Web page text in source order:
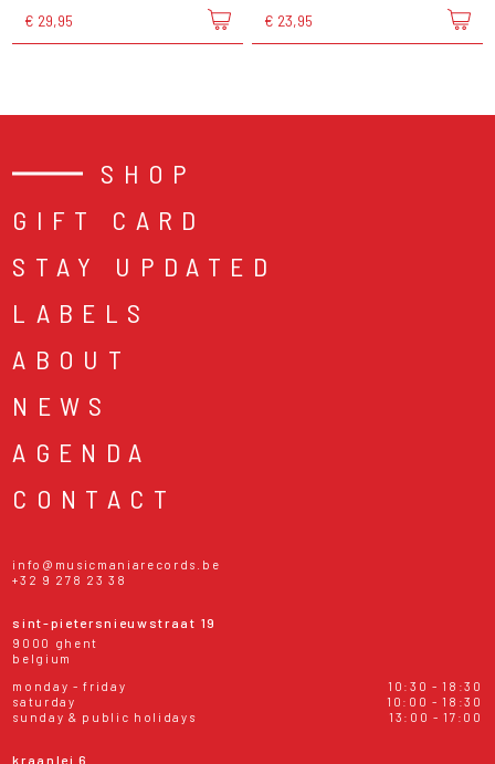
€ 29,95 € 23,95
SHOP
GIFT CARD
STAY UPDATED
LABELS
ABOUT
NEWS
AGENDA
CONTACT
info@musicmaniarecords.be
+32 9 278 23 38
sint-pietersnieuwstraat 19
9000 ghent
belgium
monday - friday
10:30 - 18:30
saturday
10:00 - 18:30
sunday & public holidays
13:00 - 17:00
kraanlei 6